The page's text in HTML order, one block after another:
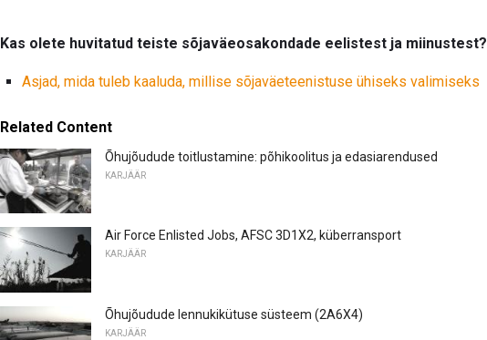
Kas olete huvitatud teiste sõjaväeosakondade eelistest ja miinustest?
Asjad, mida tuleb kaaluda, millise sõjaväeteenistuse ühiseks valimiseks
Related Content
Õhujõudude toitlustamine: põhikoolitus ja edasiarendused
KARJÄÄR
Air Force Enlisted Jobs, AFSC 3D1X2, küberransport
KARJÄÄR
Õhujõudude lennukikütuse süsteem (2A6X4)
KARJÄÄR